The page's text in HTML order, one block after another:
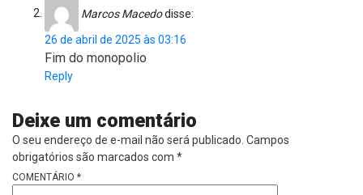
Marcos Macedodisse:
26 de abril de 2025 às 03:16
Fim do monopolio
Reply
Deixe um comentário
O seu endereço de e-mail não será publicado. Campos
obrigatórios são marcados com *
COMENTÁRIO *